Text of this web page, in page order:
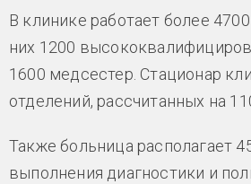
В клинике работает более
них 1200
1600 медсестер. Стационар
отделений, рассчитанных на
Также больница располагает
выполнения диагностики и